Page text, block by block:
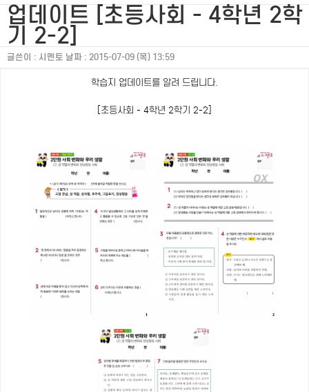
업데이트 [초등사회 - 4학년 2학
기 2-2]
글쓴이 : 시멘토 날짜 : 2015-07-09 (목) 13:59
학습지 업데이트를 알려 드립니다.
[초등사회 - 4학년 2학기 2-2]